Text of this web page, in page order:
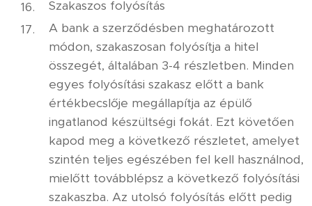
Szakaszos folyósítás
A bank a szerződésben meghatározott
módon, szakaszosan folyósítja a hitel
összegét, általában 3-4 részletben. Minden
egyes folyósítási szakasz előtt a bank
értékbecslője megállapítja az épülő
ingatlanod készültségi fokát. Ezt követően
kapod meg a következő részletet, amelyet
szintén teljes egészében fel kell használnod,
mielőtt továbblépsz a következő folyósítási
szakaszba. Az utolsó folyósítás előtt pedig